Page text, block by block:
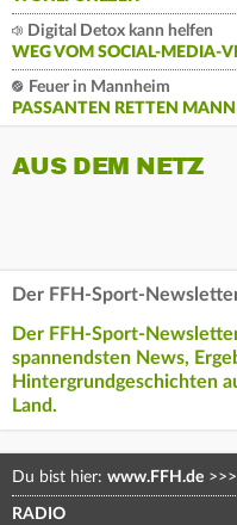
Digital Detox kann helfen
WEG VOM SOCIAL-MEDIA-
Feuer in Mannheim
PASSANTEN RETTEN
AUS DEM NETZ
Der FFH-Sport-
Der FFH-Sport-
spannendsten News,
Hintergrundgeschichten
Land.
Du bist hier: www.FFH.de >>>
RADIO